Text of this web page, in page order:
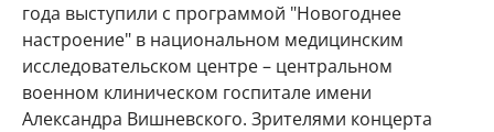
года выступили с программой "Новогоднее
настроение" в национальном медицинским
исследовательском центре – центральном
военном клиническом госпитале имени
Александра Вишневского. Зрителями концерта